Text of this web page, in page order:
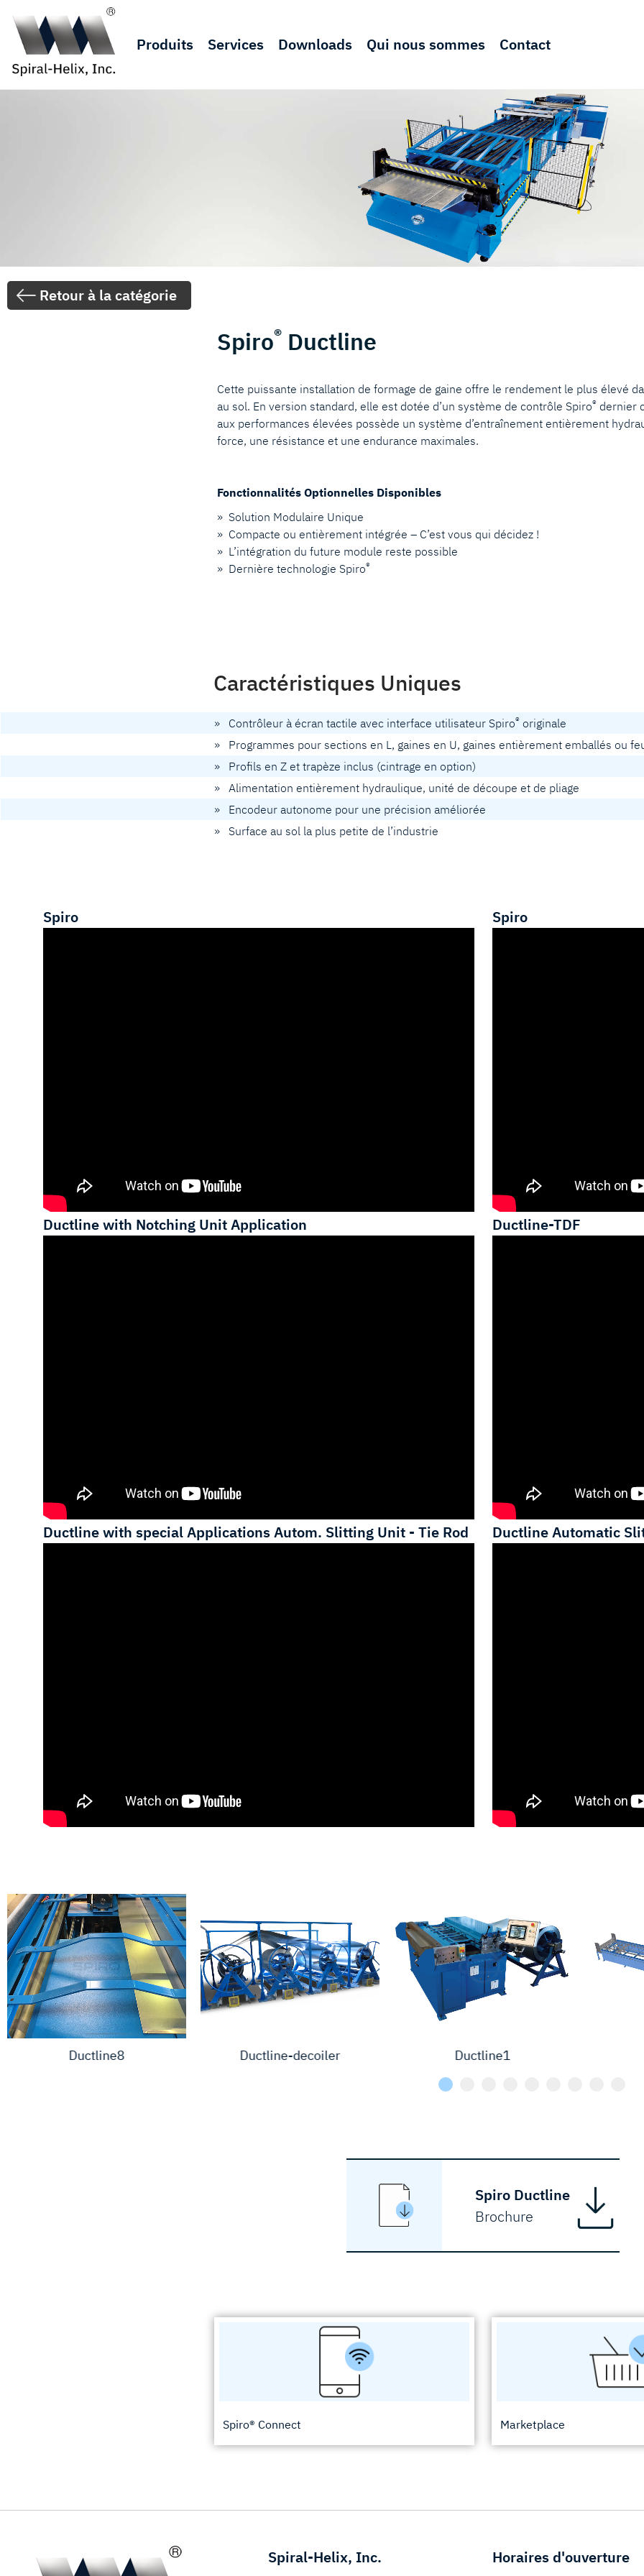
Produits Services Downloads Qui nous sommes Contact
Retour à la catégorie
Spiro® Ductline
Cette puissante installation de formage de gaine offre le rendement le plus élevé
au sol. En version standard, elle est dotée d’un système de contrôle Spiro® dernier
aux performances élevées possède un système d’entraînement entièrement
force, une résistance et une endurance maximales.
Fonctionnalités Optionnelles Disponibles
» Solution Modulaire Unique
» Compacte ou entièrement intégrée – C’est vous qui décidez !
» L’intégration du future module reste possible
» Dernière technologie Spiro®
Caractéristiques Uniques
» Contrôleur à écran tactile avec interface utilisateur Spiro® originale
» Programmes pour sections en L, gaines en U, gaines entièrement emballés ou
» Profils en Z et trapèze inclus (cintrage en option)
» Alimentation entièrement hydraulique, unité de découpe et de pliage
» Encodeur autonome pour une précision améliorée
» Surface au sol la plus petite de l’industrie
Spiro Spiro
Ductline with Notching Unit Application Ductline-TDF
Ductline with special Applications Autom. Slitting Unit - Tie Rod Ductline Automatic
Ductline8 Ductline-decoiler Ductline1
Spiro Ductline
Brochure
Spiro® Connect Marketplace
Spiral-Helix, Inc. Horaires d'ouverture